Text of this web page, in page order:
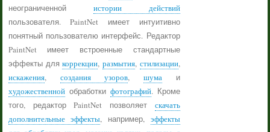
неограниченной истории действий
пользователя. PaintNet имеет интуитивно
понятный пользователю интерфейс. Редактор
PaintNet имеет встроенные стандартные
эффекты длякоррекции, размытия, стилизации,
искажения, создания узоров, шумаи
художественнойобработки фотографий. Кроме
того, редактор PaintNet позволяет скачать
дополнительные эффекты, например, эффекты